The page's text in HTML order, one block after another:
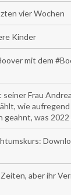
vier Wochen
Kinder
mit dem
Frau
wie
geahnt, was 2022
aber ihr